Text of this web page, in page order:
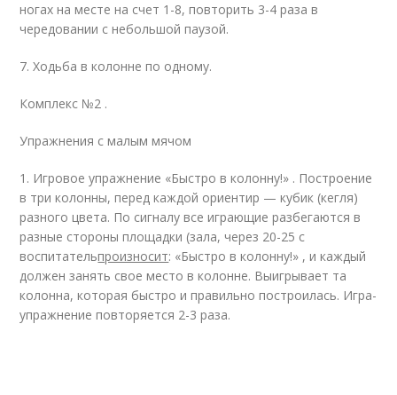
ногах на месте на счет 1-8, повторить 3-4 раза в
чередовании с небольшой паузой.
7. Ходьба в колонне по одному.
Комплекс №2 .
Упражнения с малым мячом
1. Игровое упражнение «Быстро в колонну!» . Построение
в три колонны, перед каждой ориентир — кубик (кегля)
разного цвета. По сигналу все играющие разбегаются в
разные стороны площадки (зала, через 20-25 с
воспитательпроизносит: «Быстро в колонну!» , и каждый
должен занять свое место в колонне. Выигрывает та
колонна, которая быстро и правильно построилась. Игра-
упражнение повторяется 2-3 раза.